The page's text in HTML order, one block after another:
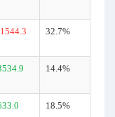
32.7%
14.4%
18.5%